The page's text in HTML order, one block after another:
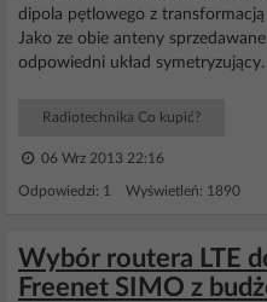
dipola pętlowego z
Jako ze obie anteny
odpowiedni układ symetryzujący.
Radiotechnika Co kupić?
06 Wrz 2013 22:16
Odpowiedzi: 1 Wyświetleń: 1890
Wybór routera LTE
Freenet SIMO z